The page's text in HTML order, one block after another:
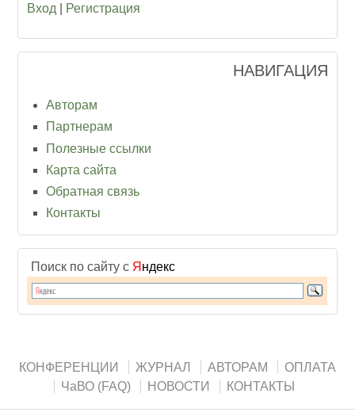
Вход Регистрация
НАВИГАЦИЯ
Авторам
Партнерам
Полезные ссылки
Карта сайта
Обратная связь
Контакты
Поиск по сайту с Я ндекс
КОНФЕРЕНЦИИ ЖУРНАЛ АВТОРАМ
ОПЛАТА
ЧаВО (FAQ)
НОВОСТИ КОНТАКТЫ